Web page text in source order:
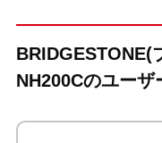
BRIDGESTONE(
NH200Cのユーザ